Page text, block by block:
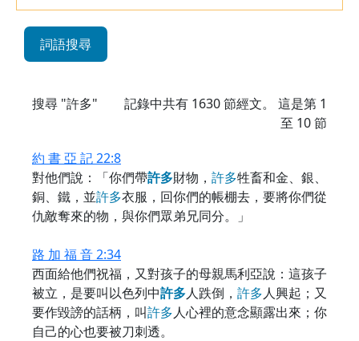
詞語搜尋
搜尋 "許多" 記錄中共有 1630節經文。 這是第 1
至 10 節
約 書 亞 記 22:8
對他們說：「你們帶許多財物， 許多牲畜和金、銀、
銅、鐵，並許多衣服，回你們的帳棚去，要將你們從
仇敵奪來的物，與你們眾弟兄同分。」
路 加 福 音 2:34
西面給他們祝福，又對孩子的母親馬利亞說：這孩子
被立，是要叫以色列中許多人跌倒， 許多人興起；又
要作毀謗的話柄，叫許多人心裡的意念顯露出來；你
自己的心也要被刀刺透。